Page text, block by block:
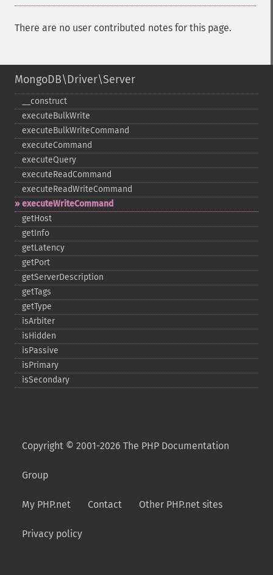
There are no user contributed notes for this page.
MongoDB\Driver\Server
_​_​construct
executeBulkWrite
executeBulkWriteCommand
executeCommand
executeQuery
executeReadCommand
executeReadWriteCommand
executeWriteCommand
getHost
getInfo
getLatency
getPort
getServerDescription
getTags
getType
isArbiter
isHidden
isPassive
isPrimary
isSecondary
Copyright © 2001-2026 The PHP Documentation
Group
My PHP.net Contact Other PHP.net sites
Privacy policy